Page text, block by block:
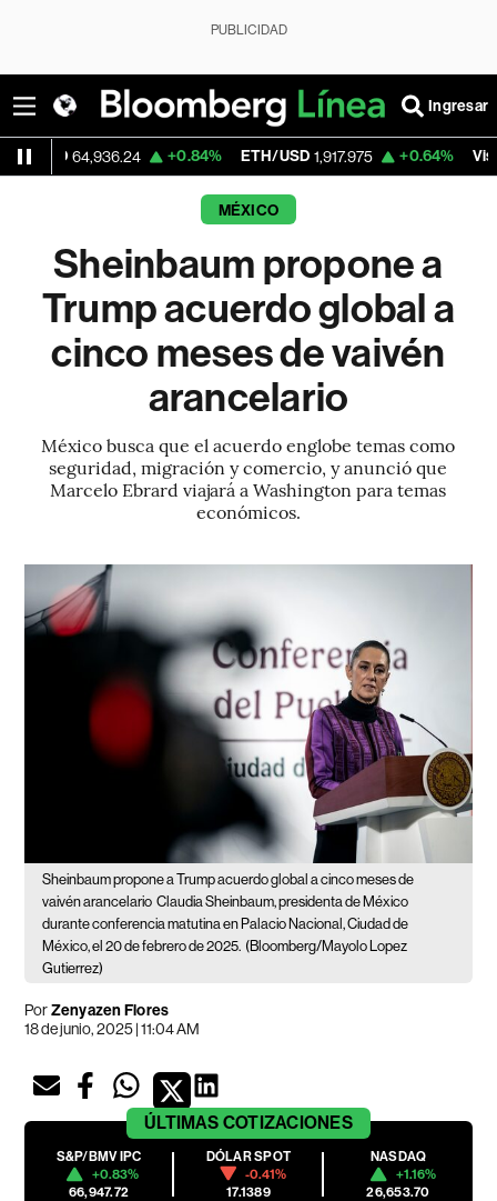
PUBLICIDAD
Ingresar
+0.84% ETH/USD 1,917.975 +0.64% Visa 363.14
MÉXICO
Sheinbaum propone a
Trump acuerdo global a
cinco meses de vaivén
arancelario
México busca que el acuerdo englobe temas como
seguridad, migración y comercio, y anunció que
Marcelo Ebrard viajará a Washington para temas
económicos.
Sheinbaum propone a Trump acuerdo global a cinco meses de
vaivén arancelario Claudia Sheinbaum, presidenta de México
durante conferencia matutina en Palacio Nacional, Ciudad de
México, el 20 de febrero de 2025. (Bloomberg/Mayolo Lopez
Gutierrez)
PorZenyazen Flores
18 de junio, 2025 | 11:04 AM
ÚLTIMAS COTIZACIONES
S&P/BMV IPC
+0.83%
66,947.72
DÓLAR SPOT
-0.41%
17.1389
NASDAQ
+1.16%
26,653.70